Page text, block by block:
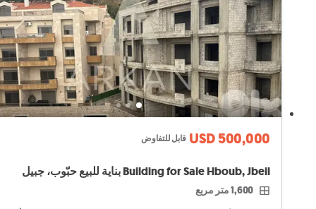
USD 500,000 قابل للتفاوض
Building for Sale Hboub, Jbeil بناية للبيع حبّوب، جبيل
1,600 متر مربع